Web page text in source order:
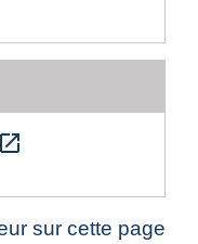
open_in_new
sur cette page